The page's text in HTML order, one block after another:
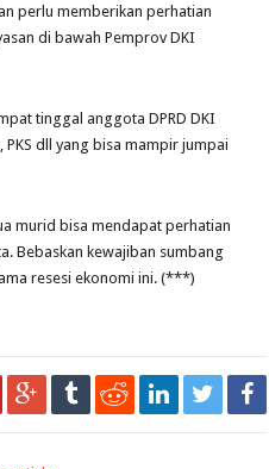
perlu memberikan perhatian
di bawah Pemprov DKI
tinggal anggota DPRD DKI
PKS dll yang bisa mampir jumpai
murid bisa mendapat perhatian
Bebaskan kewajiban sumbang
resesi ekonomi ini. (***)